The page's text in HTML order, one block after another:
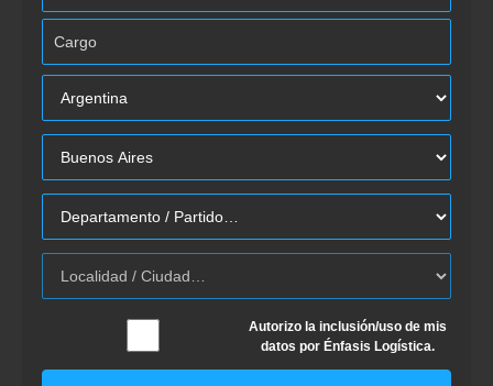
Autorizo la inclusión/uso de mis
datos por Énfasis Logística.